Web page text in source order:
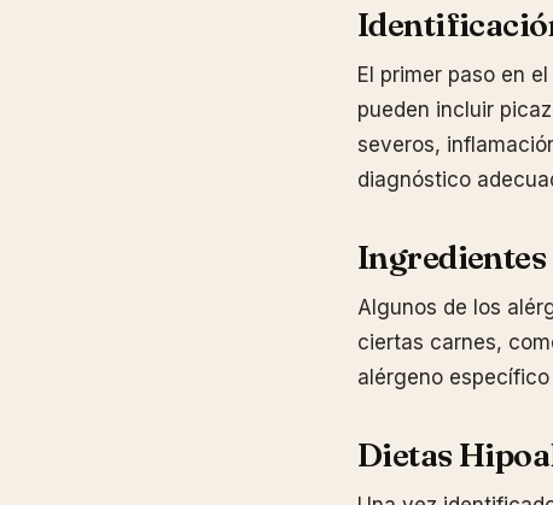
El primer paso en
pueden incluir
severos,
diagnóstico
Ingredientes
Algunos de los
ciertas carnes,
alérgeno
Dietas